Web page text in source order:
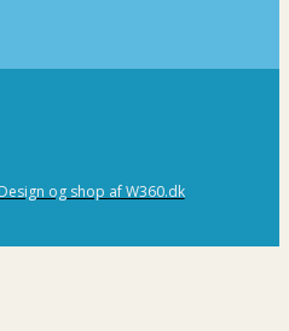
og shop af W360.dk